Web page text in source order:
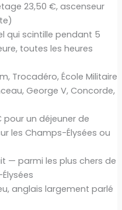
23,50 €, ascenseur
qui scintille pendant 5
toutes les heures
Trocadéro, École Militaire
George V, Concorde,
pour un déjeuner de
les Champs-Élysées ou
— parmi les plus chers de
anglais largement parlé